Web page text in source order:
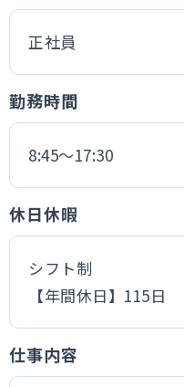
正社員
勤務時間
8:45〜17:30
休日休暇
シフト制
【年間休日】115日
仕事内容